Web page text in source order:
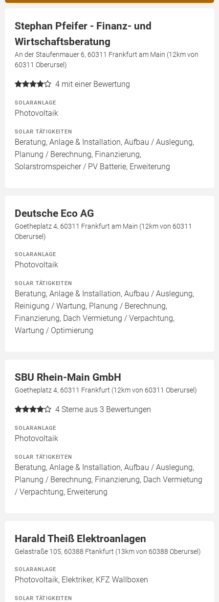
Stephan Pfeifer - Finanz- und
Wirtschaftsberatung
An der Staufenmauer 6, 60311 Frankfurt am Main (12km von
60311 Oberursel)
4 mit einer Bewertung
SOLARANLAGE
Photovoltaik
SOLAR TÄTIGKEITEN
Beratung, Anlage & Installation, Aufbau / Auslegung,
Planung / Berechnung, Finanzierung,
Solarstromspeicher / PV Batterie, Erweiterung
Deutsche Eco AG
Goetheplatz 4, 60311 Frankfurt am Main (12km von 60311
Oberursel)
SOLARANLAGE
Photovoltaik
SOLAR TÄTIGKEITEN
Beratung, Anlage & Installation, Aufbau / Auslegung,
Reinigung / Wartung, Planung / Berechnung,
Finanzierung, Dach Vermietung / Verpachtung,
Wartung / Optimierung
SBU Rhein-Main GmbH
Goetheplatz 4, 60311 Frankfurt (12km von 60311 Oberursel)
4 Sterne aus 3 Bewertungen
SOLARANLAGE
Photovoltaik
SOLAR TÄTIGKEITEN
Beratung, Anlage & Installation, Aufbau / Auslegung,
Planung / Berechnung, Finanzierung, Dach Vermietung
/ Verpachtung, Erweiterung
Harald Theiß Elektroanlagen
Gelastraße 105, 60388 Ftankfurt (13km von 60388 Oberursel)
SOLARANLAGE
Photovoltaik, Elektriker, KFZ Wallboxen
SOLAR TÄTIGKEITEN